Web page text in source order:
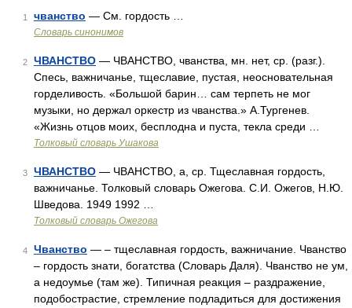
1 чванство — См. гордость …
Словарь синонимов
2 ЧВАНСТВО — ЧВАНСТВО, чванства, мн. нет, ср. (разг.).
Спесь, важничанье, тщеславие, пустая, неосновательная
горделивость. «Большой барин… сам терпеть не мог
музыки, но держал оркестр из чванства.» А.Тургенев.
«Жизнь отцов моих, бесплодна и пуста, текла среди …
Толковый словарь Ушакова
3 ЧВАНСТВО — ЧВАНСТВО, а, ср. Тщеславная гордость,
важничанье. Толковый словарь Ожегова. С.И. Ожегов, Н.Ю.
Шведова. 1949 1992 …
Толковый словарь Ожегова
4 Чванство — – тщеславная гордость, важничание. Чванство
– гордость знати, богатства (Словарь Даля). Чванство не ум,
а недоумье (там же). Типичная реакция – раздражение,
подобострастие, стремление подладиться для достижения